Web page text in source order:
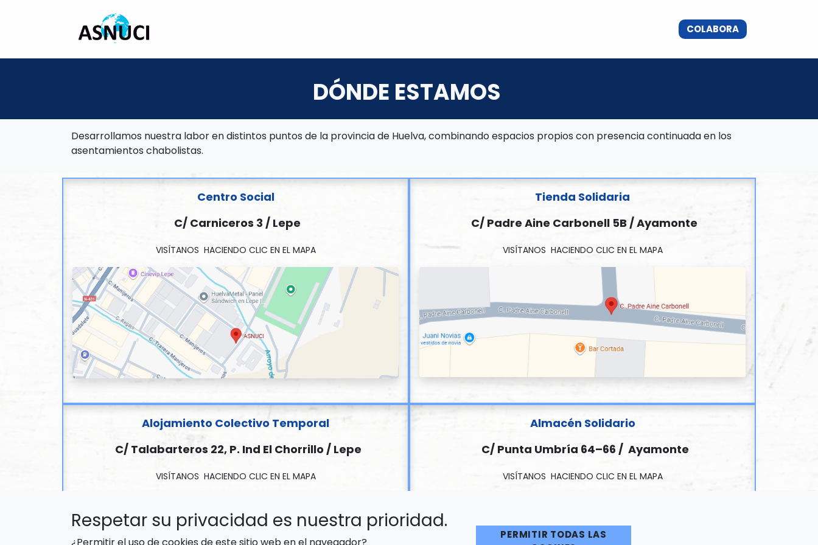
LUCHA POR EL DERECHO AL EMPADRONAMIENTO DONACIONES
COLABORA​​
DÓNDE ESTAMOS
Desarrollamos nuestra labor en distintos puntos de la provincia de Huelva, combinando espacios propios con presencia continuada en los
asentamientos chabolistas.
Centro Social
C/ Carniceros 3 / Lepe
VISÍTANOS HACIENDO CLIC EN EL MAPA
Tienda Solidaria
C/ Padre Aine Carbonell 5B / Ayamonte
VISÍTANOS HACIENDO CLIC EN EL MAPA
Alojamiento Colectivo Temporal
C/ Talabarteros 22, P. Ind El Chorrillo / Lepe
VISÍTANOS HACIENDO CLIC EN EL MAPA
Almacén Solidario
C/ Punta Umbría 64–66 / Ayamonte
VISÍTANOS HACIENDO CLIC EN EL MAPA
Respetar su privacidad es nuestra prioridad.
PERMITIR TODAS LAS